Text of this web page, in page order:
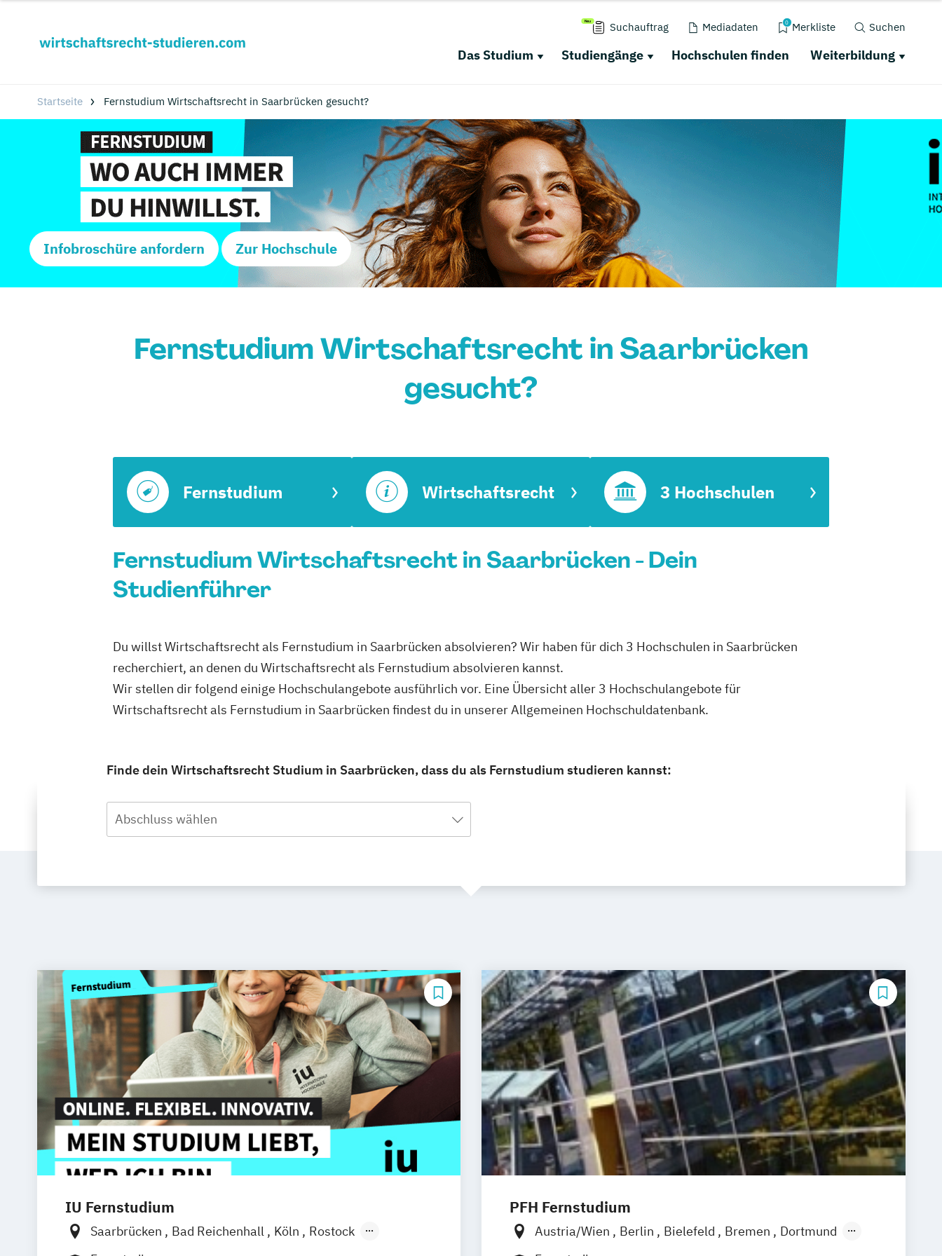
Suchauftrag Mediadaten 0 Merkliste Suchen
Das Studium Studiengänge Hochschulen finden Weiterbildung
Startseite Fernstudium Wirtschaftsrecht in Saarbrücken gesucht?
Infobroschüre anfordern Zur Hochschule
Fernstudium Wirtschaftsrecht in Saarbrücken
gesucht?
Fernstudium Wirtschaftsrecht 3 Hochschulen
Fernstudium Wirtschaftsrecht in Saarbrücken - Dein
Studienführer
Du willst Wirtschaftsrecht als Fernstudium in Saarbrücken absolvieren? Wir haben für dich 3 Hochschulen in Saarbrücken
recherchiert, an denen du Wirtschaftsrecht als Fernstudium absolvieren kannst.
Wir stellen dir folgend einige Hochschulangebote ausführlich vor. Eine Übersicht aller 3 Hochschulangebote für
Wirtschaftsrecht als Fernstudium in Saarbrücken findest du in unserer Allgemeinen Hochschuldatenbank.
Finde dein Wirtschaftsrecht Studium in Saarbrücken, dass du als Fernstudium studieren kannst:
Abschluss wählen
IU Fernstudium
Saarbrücken Bad Reichenhall Köln
Rostock
Freiburg
PFH Fernstudium
Austria/Wien Berlin Bielefeld Bremen
Dortmund
Düsseldorf/Ratingen